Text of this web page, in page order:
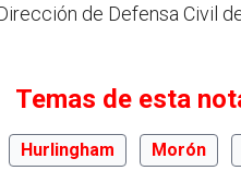
de Defensa Civil
Temas de esta
Hurlingham Morón